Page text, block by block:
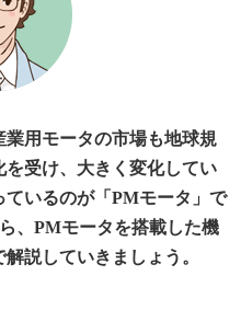
用モータの市場も地球規
受け、大きく変化してい
ているのが「PMモータ」で
、PMモータを搭載した機
説していきましょう。